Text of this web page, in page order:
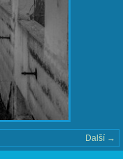
Další →